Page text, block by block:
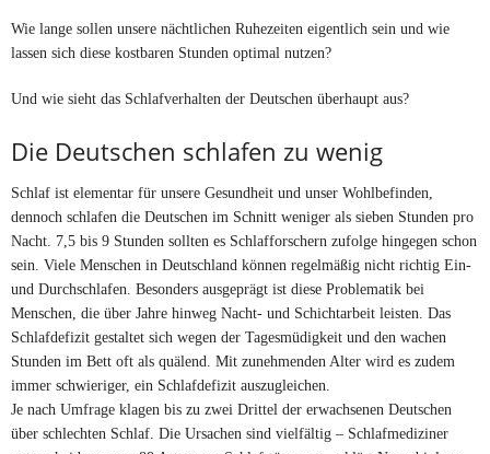
Wie lange sollen unsere nächtlichen Ruhezeiten eigentlich sein und wie
lassen sich diese kostbaren Stunden optimal nutzen?
Und wie sieht das Schlafverhalten der Deutschen überhaupt aus?
Die Deutschen schlafen zu wenig
Schlaf ist elementar für unsere Gesundheit und unser Wohlbefinden,
dennoch schlafen die Deutschen im Schnitt weniger als sieben Stunden pro
Nacht. 7,5 bis 9 Stunden sollten es Schlafforschern zufolge hingegen schon
sein. Viele Menschen in Deutschland können regelmäßig nicht richtig Ein-
und Durchschlafen. Besonders ausgeprägt ist diese Problematik bei
Menschen, die über Jahre hinweg Nacht- und Schichtarbeit leisten. Das
Schlafdefizit gestaltet sich wegen der Tagesmüdigkeit und den wachen
Stunden im Bett oft als quälend. Mit zunehmenden Alter wird es zudem
immer schwieriger, ein Schlafdefizit auszugleichen.
Je nach Umfrage klagen bis zu zwei Drittel der erwachsenen Deutschen
über schlechten Schlaf. Die Ursachen sind vielfältig – Schlafmediziner